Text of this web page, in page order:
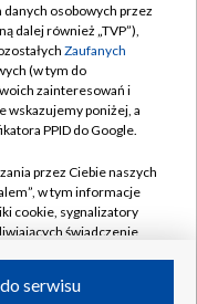
osobowych przez
dalej również „TVP”),
Zaufanych
(w tym do
zainteresowań i
wskazujemy poniżej, a
PPID do Google.
przez Ciebie naszych
w tym informacje
cookie, sygnalizatory
świadczenie
serwisu